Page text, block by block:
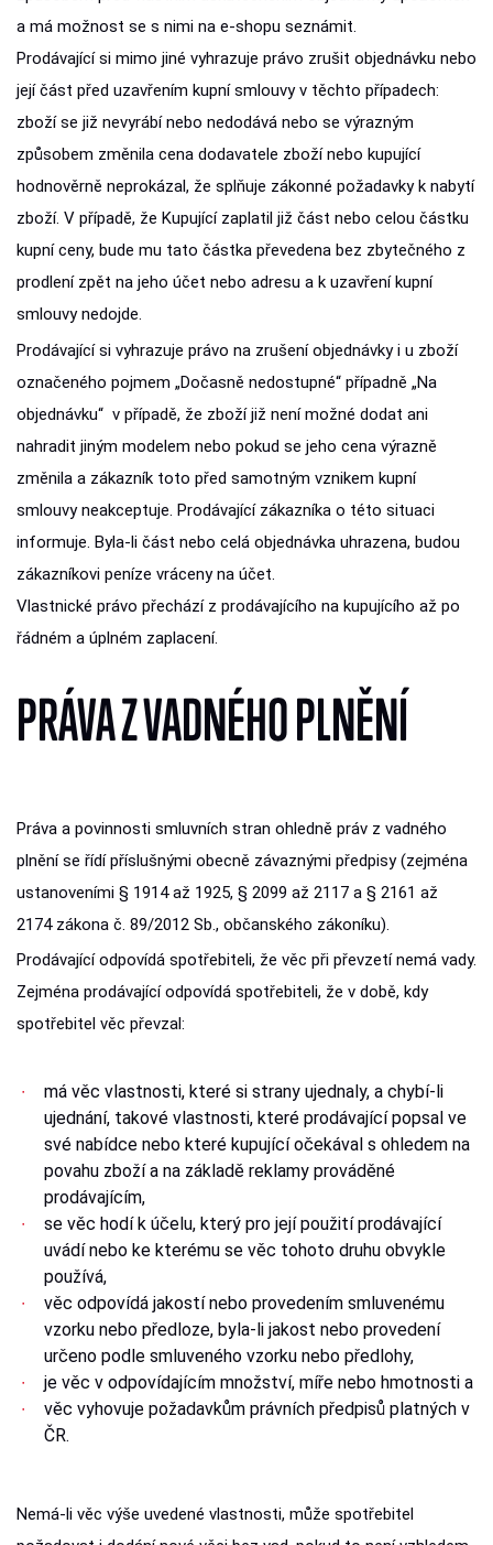
a má možnost se s nimi na e-shopu seznámit.
Prodávající si mimo jiné vyhrazuje právo zrušit objednávku nebo
její část před uzavřením kupní smlouvy v těchto případech:
zboží se již nevyrábí nebo nedodává nebo se výrazným
způsobem změnila cena dodavatele zboží nebo kupující
hodnověrně neprokázal, že splňuje zákonné požadavky k nabytí
zboží. V případě, že Kupující zaplatil již část nebo celou částku
kupní ceny, bude mu tato částka převedena bez zbytečného z
prodlení zpět na jeho účet nebo adresu a k uzavření kupní
smlouvy nedojde.
Prodávající si vyhrazuje právo na zrušení objednávky i u zboží
označeného pojmem „Dočasně nedostupné“ případně „Na
objednávku“ v případě, že zboží již není možné dodat ani
nahradit jiným modelem nebo pokud se jeho cena výrazně
změnila a zákazník toto před samotným vznikem kupní
smlouvy neakceptuje. Prodávající zákazníka o této situaci
informuje. Byla-li část nebo celá objednávka uhrazena, budou
zákazníkovi peníze vráceny na účet.
Vlastnické právo přechází z prodávajícího na kupujícího až po
řádném a úplném zaplacení.
PRÁVA Z VADNÉHO PLNĚNÍ
Práva a povinnosti smluvních stran ohledně práv z vadného
plnění se řídí příslušnými obecně závaznými předpisy (zejména
ustanoveními § 1914 až 1925, § 2099 až 2117 a § 2161 až
2174 zákona č. 89/2012 Sb., občanského zákoníku).
Prodávající odpovídá spotřebiteli, že věc při převzetí nemá vady.
Zejména prodávající odpovídá spotřebiteli, že v době, kdy
spotřebitel věc převzal:
má věc vlastnosti, které si strany ujednaly, a chybí-li
ujednání, takové vlastnosti, které prodávající popsal ve
své nabídce nebo které kupující očekával s ohledem na
povahu zboží a na základě reklamy prováděné
prodávajícím,
se věc hodí k účelu, který pro její použití prodávající
uvádí nebo ke kterému se věc tohoto druhu obvykle
používá,
věc odpovídá jakostí nebo provedením smluvenému
vzorku nebo předloze, byla-li jakost nebo provedení
určeno podle smluveného vzorku nebo předlohy,
je věc v odpovídajícím množství, míře nebo hmotnosti a
věc vyhovuje požadavkům právních předpisů platných v
ČR.
Nemá-li věc výše uvedené vlastnosti, může spotřebitel